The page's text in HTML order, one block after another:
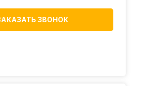
ЗВОНОК